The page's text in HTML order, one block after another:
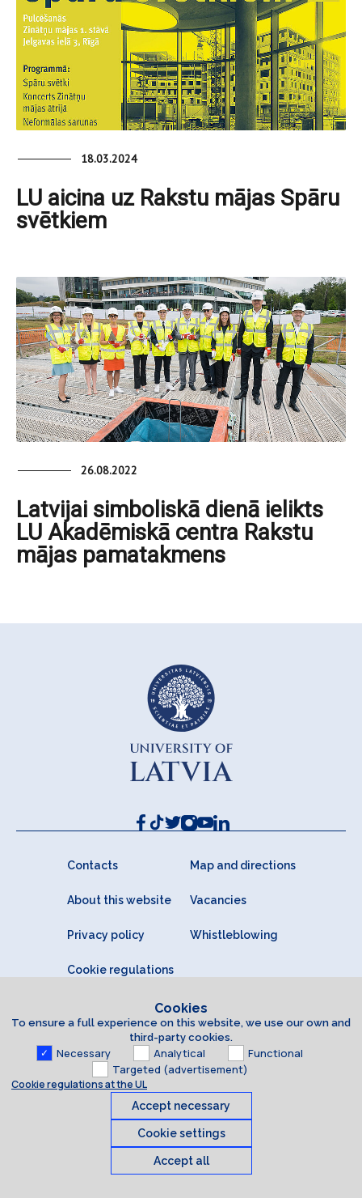
18.03.2024
LU aicina uz Rakstu mājas Spāru
svētkiem
26.08.2022
Latvijai simboliskā dienā ielikts
LU Akadēmiskā centra Rakstu
mājas pamatakmens
Contacts Map and directions
About this website Vacancies
Privacy policy Whistleblowing
Cookie regulations
© 2026 University of Latvia. All rights reserved.
Cookies
To ensure a full experience on this website, we use our own and
third-party cookies.
Necessary Analytical
Functional
Targeted (advertisement)
Cookie regulations at the UL
Accept necessary
Cookie settings
Accept all